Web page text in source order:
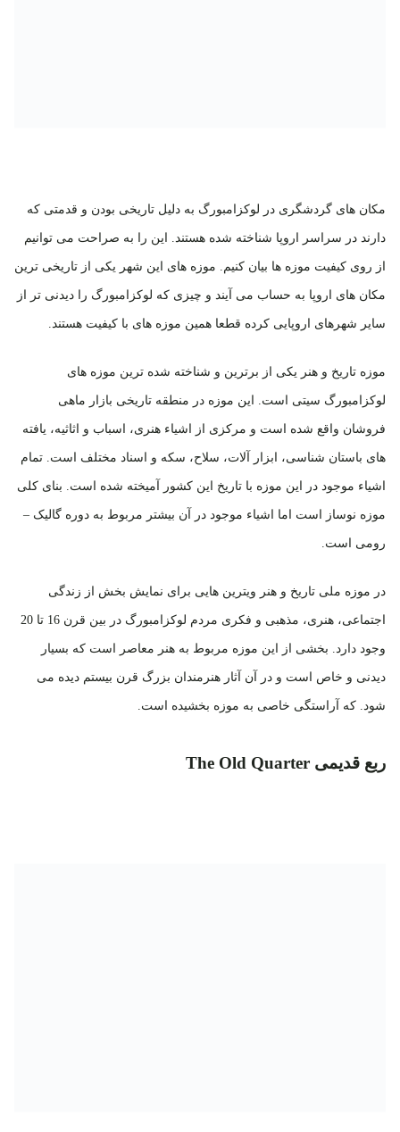
مکان های گردشگری در لوکزامبورگ به دلیل تاریخی بودن و قدمتی که
دارند در سراسر اروپا شناخته شده هستند. این را به صراحت می توانیم
از روی کیفیت موزه ها بیان کنیم. موزه های این شهر یکی از تاریخی ترین
مکان های اروپا به حساب می آیند و چیزی که لوکزامبورگ را دیدنی تر از
سایر شهرهای اروپایی کرده قطعا همین موزه های با کیفیت هستند.
موزه تاریخ و هنر یکی از برترین و شناخته شده ترین موزه های
لوکزامبورگ سیتی است. این موزه در منطقه تاریخی بازار ماهی
فروشان واقع شده است و مرکزی از اشیاء هنری، اسباب و اثاثیه، یافته
های باستان شناسی، ابزار آلات، سلاح، سکه و اسناد مختلف است. تمام
اشیاء موجود در این موزه با تاریخ این کشور آمیخته شده است. بنای کلی
موزه نوساز است اما اشیاء موجود در آن بیشتر مربوط به دوره گالیک –
رومی است.
در موزه ملی تاریخ و هنر ویترین هایی برای نمایش بخش از زندگی
اجتماعی، هنری، مذهبی و فکری مردم لوکزامبورگ در بین قرن 16 تا 20
وجود دارد. بخشی از این موزه مربوط به هنر معاصر است که بسیار
دیدنی و خاص است و در آن آثار هنرمندان بزرگ قرن بیستم دیده می
شود. که آراستگی خاصی به موزه بخشیده است.
ربع قدیمی The Old Quarter